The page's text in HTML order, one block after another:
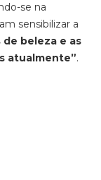
se na
sensibilizar a
de beleza e as
atualmente”.